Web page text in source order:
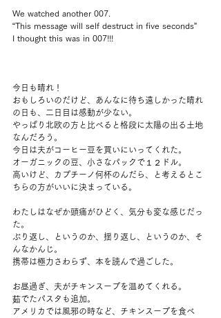
We watched another 007.
“This message will self destruct in five seconds”
I thought this was in 007!!!
今日も晴れ！
おもしろいのだけど、あんなに待ち遠しかった晴れ
の日も、二日目は感動が少ない。
やっぱり北欧の方と比べると格段に太陽の出る土地
なんだろう。
今日は夫がコーヒー豆を買いにいってくれた。
オーガニックの豆、小さなパックで１２ドル。
高いけど、カプチーノ何杯のんだら、と考えるとこ
ちらの方がいいに決まっている。
わたしはなぜか頭痛がひどく、気分も変な感じだっ
た。
ぶり返し、というのか、揺り返し、というのか、そ
んなかんじ。
携帯は極力さわらず、本を読んで過ごした。
お昼過ぎ、夫がチキンスープを温めてくれる。
茹でたパスタも追加。
アメリカでは風邪の時など、チキンスープを食べ